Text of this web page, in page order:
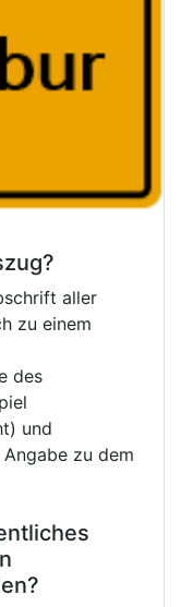
aller
zu einem
des
und
zu dem